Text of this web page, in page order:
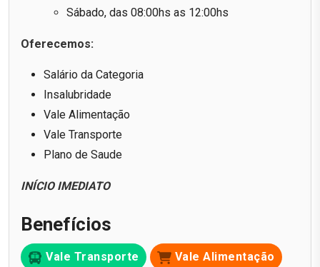
Sábado, das 08:00hs as 12:00hs
Oferecemos:
Salário da Categoria
Insalubridade
Vale Alimentação
Vale Transporte
Plano de Saude
INÍCIO IMEDIATO
Benefícios
Vale Transporte Vale Alimentação